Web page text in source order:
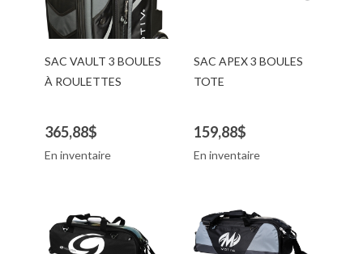
SAC VAULT 3 BOULES
À ROULETTES
365,88$
En inventaire
SAC APEX 3 BOULES
TOTE
159,88$
En inventaire